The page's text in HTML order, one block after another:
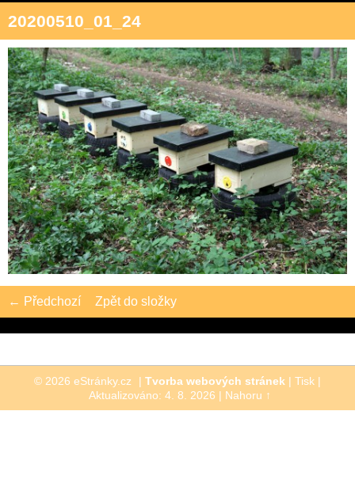
20200510_01_24
← Předchozí Zpět do složky
© 2026 eStránky.cz | Tvorba webových stránek | Tisk |
Aktualizováno: 4. 8. 2026 | Nahoru ↑